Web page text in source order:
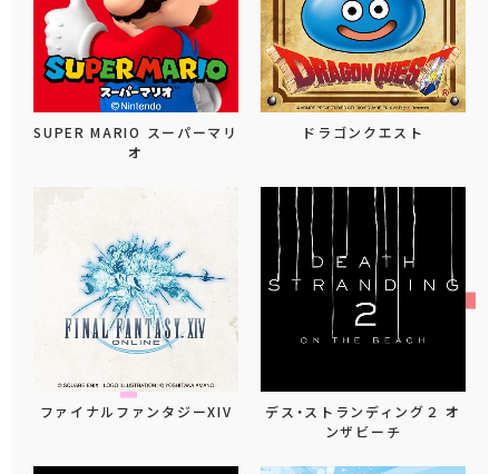
SUPER MARIO スーパーマリ
オ
ドラゴンクエスト
ファイナルファンタジーXIV
デス・ストランディング２ オ
ンザビーチ